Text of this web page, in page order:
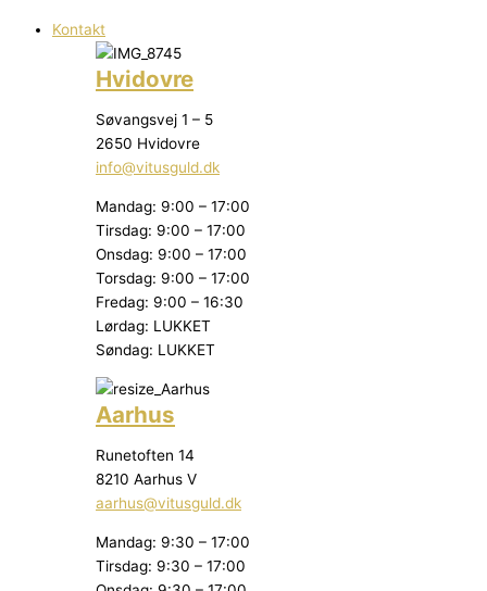
Kontakt
Hvidovre
Søvangsvej 1 – 5
2650 Hvidovre
info@vitusguld.dk
Mandag: 9:00 – 17:00
Tirsdag: 9:00 – 17:00
Onsdag: 9:00 – 17:00
Torsdag: 9:00 – 17:00
Fredag: 9:00 – 16:30
Lørdag: LUKKET
Søndag: LUKKET
Aarhus
Runetoften 14
8210 Aarhus V
aarhus@vitusguld.dk
Mandag: 9:30 – 17:00
Tirsdag: 9:30 – 17:00